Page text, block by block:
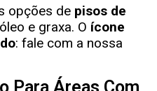
opções de pisos de
e graxa. O ícone
: fale com a nossa